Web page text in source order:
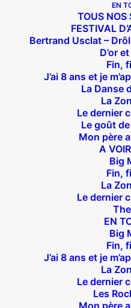
EN
TOUS NOS
FESTIVAL
Bertrand Usclat –
D’or
Fin,
J’ai 8 ans et je
La Danse
La
Le dernier
Le goût
Mon père
A
Big
Fin,
La
Le dernier
EN
Big
Fin,
J’ai 8 ans et je
La
Le dernier
Les
Mon père
Théâtre des Béliers
14 bis rue Sainte-Isaure
75018 Paris
Infos et Réservations
du mardi au dimanche
Le guichet physique
LES MEILLEURS
CLIQUEZ